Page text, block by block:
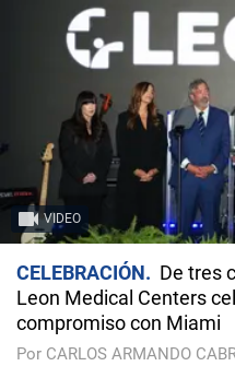
VIDEO
CELEBRACIÓN
De tres
Leon Medical Centers
compromiso con Miami
Por CARLOS ARMANDO